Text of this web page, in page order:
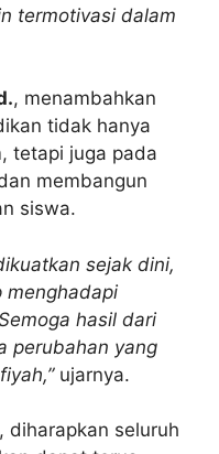
termotivasi dalam
, menambahkan
tidak hanya
tetapi juga pada
membangun
siswa.
sejak dini,
menghadapi
hasil dari
perubahan yang
ujarnya.
diharapkan seluruh